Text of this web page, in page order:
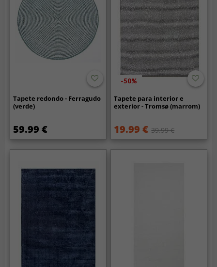
Tapete redondo - Ferragudo
(verde)
59.99 €
-50%
Tapete para interior e
exterior - Tromsø (marrom)
19.99 € 39.99 €